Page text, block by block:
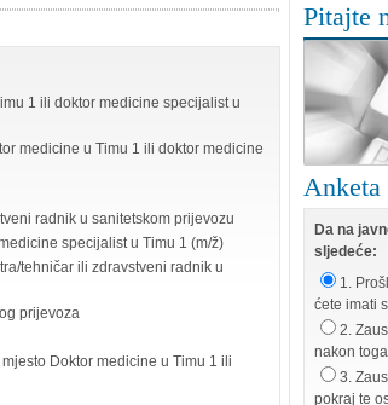
1 ili doktor medicine specijalist u
medicine u Timu 1 ili doktor medicine
radnik u sanitetskom prijevozu
specijalist u Timu 1 (m/ž)
tehničar ili zdravstveni radnik u
prijevoza
Doktor medicine u Timu 1 ili
Pitajte
Anketa
Da na
sljedeće:
1.
ćete imati
2.
nakon toga
3.
pokraj te